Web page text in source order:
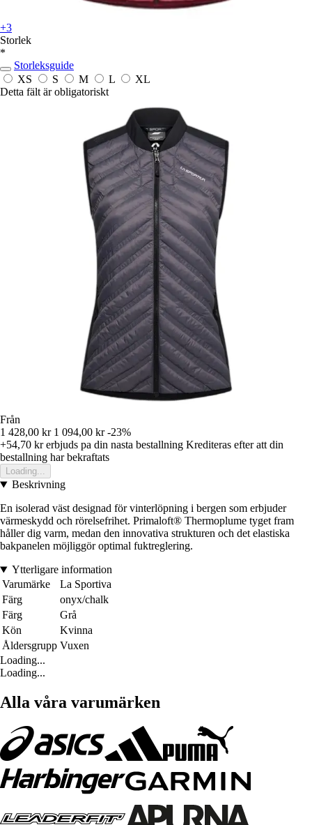
+3
Storlek
*
Storleksguide
XS
S M L
XL
Detta fält är obligatoriskt
Från
1 428,00 kr 1 094,00 kr -23%
+54,70 krerbjuds pa din nasta bestallning Krediteras efter att din
bestallning har bekraftats
Loading...
Beskrivning
En isolerad väst designad för vinterlöpning i bergen som erbjuder
värmeskydd och rörelsefrihet. Primaloft® Thermoplume tyget fram
håller dig varm, medan den innovativa strukturen och det elastiska
bakpanelen möjliggör optimal fuktreglering.
Ytterligare information
Varumärke
La Sportiva
Färg
onyx/chalk
Färg
Grå
Kön
Kvinna
Åldersgrupp Vuxen
Loading...
Loading...
Alla våra varumärken